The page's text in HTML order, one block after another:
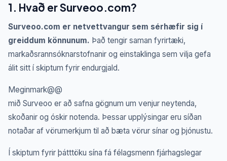
1. Hvað er Surveoo.com?
Surveoo.com er netvettvangur sem sérhæfir sig í
greiddum könnunum. Það tengir saman fyrirtæki,
markaðsrannsóknarstofnanir og einstaklinga sem vilja gefa
álit sitt í skiptum fyrir endurgjald.
Meginmark@@
mið Surveoo er að safna gögnum um venjur neytenda,
skoðanir og óskir notenda. Þessar upplýsingar eru síðan
notaðar af vörumerkjum til að bæta vörur sínar og þjónustu.
Í skiptum fyrir þátttöku sína fá félagsmenn fjárhagslegar